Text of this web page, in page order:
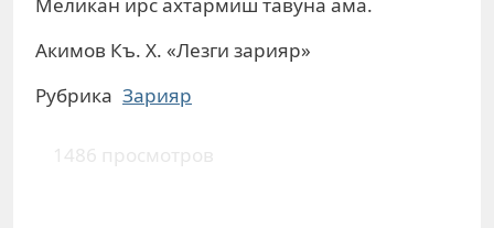
Акимов Къ. Х. «Лезги зарияр»
Рубрика Зарияр
1486 просмотров